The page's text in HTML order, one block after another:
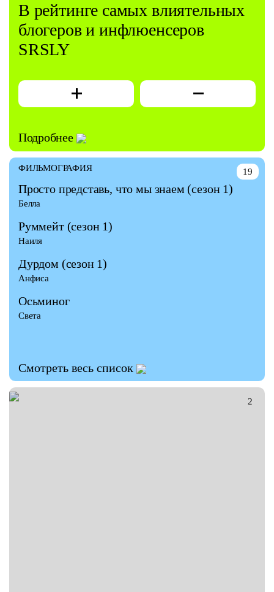
В рейтинге самых влиятельных
блогеров и инфлюенсеров
SRSLY
Подробнее
19
ФИЛЬМОГРАФИЯ
Просто представь, что мы знаем(сезон 1)
Белла
Руммейт (сезон 1)
Наиля
Дурдом (сезон 1)
Анфиса
Осьминог
Света
Смотреть весь список
2